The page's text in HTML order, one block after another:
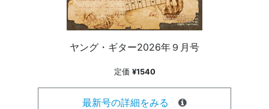
ヤング・ギター2026年９月号
定価 ¥1540
最新号の詳細をみる